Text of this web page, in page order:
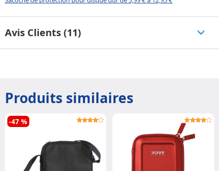
Avis Clients (11)
Produits similaires
-47 %